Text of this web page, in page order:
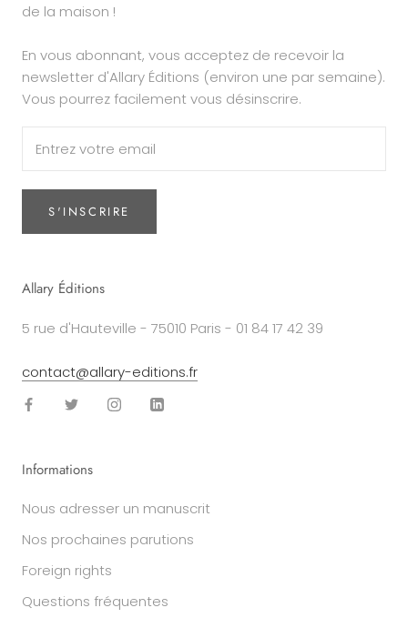
de la maison !
En vous abonnant, vous acceptez de recevoir la
newsletter d'Allary Éditions (environ une par semaine).
Vous pourrez facilement vous désinscrire.
S'INSCRIRE
Allary Éditions
5 rue d'Hauteville - 75010 Paris - 01 84 17 42 39
contact@allary-editions.fr
Informations
Nous adresser un manuscrit
Nos prochaines parutions
Foreign rights
Questions fréquentes